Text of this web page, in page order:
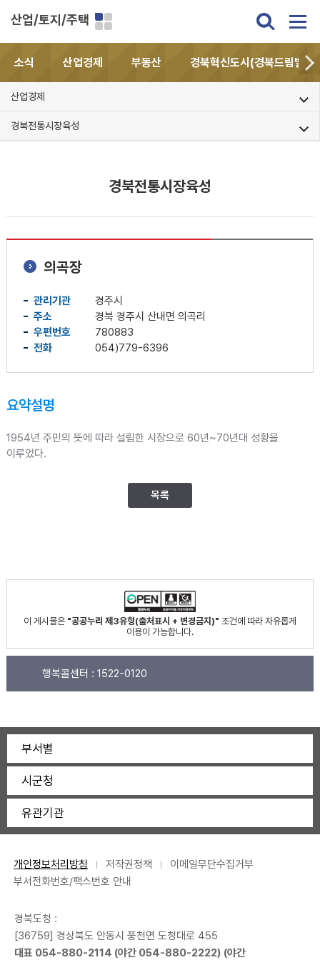
산업/토지/주택
소식 산업경제 부동산 경북혁신도시(경북드림밸리)
산업경제
경북전통시장육성
경북전통시장육성
의곡장
관리기관
경주시
주소
경북 경주시 산내면 의곡리
우편번호
780883
전화
054)779-6396
요약설명
1954년 주민의 뜻에 따라 설립한 시장으로 60년~70년대 성황을
이루었다.
목록
이 게시물은 "공공누리 제3유형(출처표시 + 변경금지)" 조건에 따라 자유롭게
이용이 가능합니다.
행복콜센터 : 1522-0120
부서별
시군청
유관기관
개인정보처리방침 저작권정책
이메일무단수집거부
부서전화번호/팩스번호 안내
경북도청 :
[36759] 경상북도 안동시 풍천면 도청대로 455
대표 054-880-2114 (야간 054-880-2222) (야간